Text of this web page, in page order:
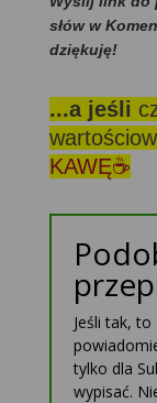
słów w
dziękuję!
...a jeśli
KAWĘ☕
Jeśli tak,
tylko dla
wypisać.